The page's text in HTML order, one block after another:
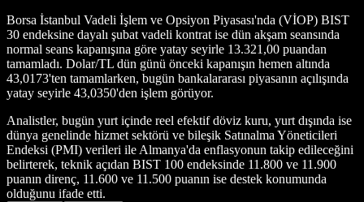
Borsa İstanbul Vadeli İşlem ve Opsiyon Piyasası'nda (VİOP) BIST
30 endeksine dayalı şubat vadeli kontrat ise dün akşam seansında
normal seans kapanışına göre yatay seyirle 13.321,00 puandan
tamamladı. Dolar/TL dün günü önceki kapanışın hemen altında
43,0173'ten tamamlarken, bugün bankalararası piyasanın açılışında
yatay seyirle 43,0350'den işlem görüyor.
Analistler, bugün yurt içinde reel efektif döviz kuru, yurt dışında ise
dünya genelinde hizmet sektörü ve bileşik Satınalma Yöneticileri
Endeksi (PMI) verileri ile Almanya'da enflasyonun takip edileceğini
belirterek, teknik açıdan BIST 100 endeksinde 11.800 ve 11.900
puanın direnç, 11.600 ve 11.500 puanın ise destek konumunda
olduğunu ifade etti.